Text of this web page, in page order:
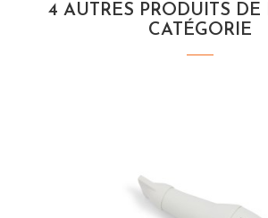
4 AUTRES PRODUITS
CATÉGORIE